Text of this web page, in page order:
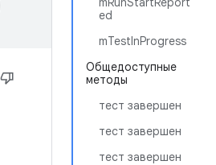
ed
mTestInProgress
Общедоступные
методы
тест завершен
тест завершен
тест завершен